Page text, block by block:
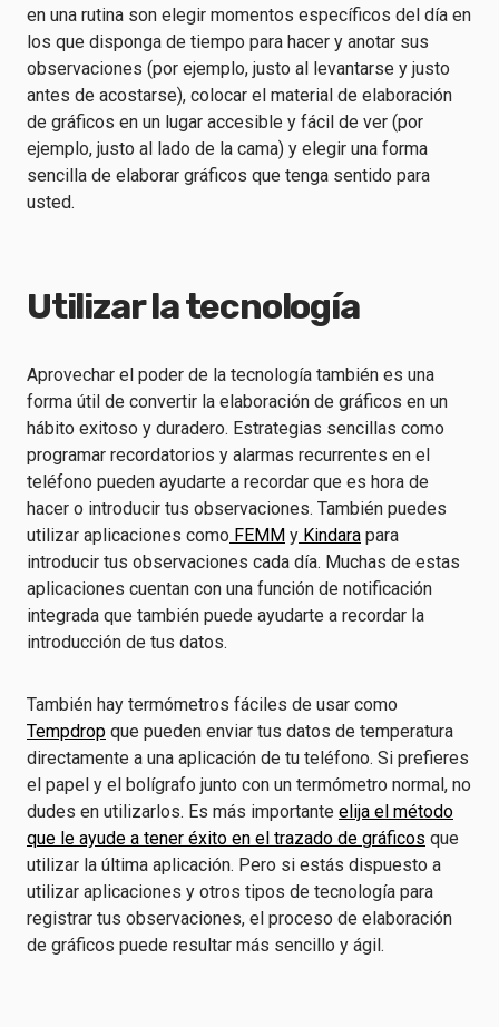
en una rutina son elegir momentos específicos del día en
los que disponga de tiempo para hacer y anotar sus
observaciones (por ejemplo, justo al levantarse y justo
antes de acostarse), colocar el material de elaboración
de gráficos en un lugar accesible y fácil de ver (por
ejemplo, justo al lado de la cama) y elegir una forma
sencilla de elaborar gráficos que tenga sentido para
usted.
Utilizar la tecnología
Aprovechar el poder de la tecnología también es una
forma útil de convertir la elaboración de gráficos en un
hábito exitoso y duradero. Estrategias sencillas como
programar recordatorios y alarmas recurrentes en el
teléfono pueden ayudarte a recordar que es hora de
hacer o introducir tus observaciones. También puedes
utilizar aplicaciones como FEMM y Kindara para
introducir tus observaciones cada día. Muchas de estas
aplicaciones cuentan con una función de notificación
integrada que también puede ayudarte a recordar la
introducción de tus datos.
También hay termómetros fáciles de usar como
Tempdrop que pueden enviar tus datos de temperatura
directamente a una aplicación de tu teléfono. Si prefieres
el papel y el bolígrafo junto con un termómetro normal, no
dudes en utilizarlos. Es más importante elija el método
que le ayude a tener éxito en el trazado de gráficos que
utilizar la última aplicación. Pero si estás dispuesto a
utilizar aplicaciones y otros tipos de tecnología para
registrar tus observaciones, el proceso de elaboración
de gráficos puede resultar más sencillo y ágil.